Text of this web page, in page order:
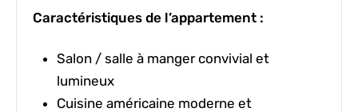
Caractéristiques de l’appartement :
Salon / salle à manger convivial et
lumineux
Cuisine américaine moderne et